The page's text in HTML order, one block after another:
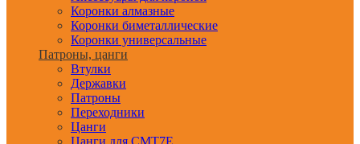
Коронки алмазные
Коронки биметаллические
Коронки универсальные
Патроны, цанги
Втулки
Державки
Патроны
Переходники
Цанги
Цанги для CMT7E